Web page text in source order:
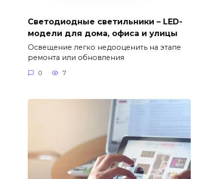
Светодиодные светильники – LED-
модели для дома, офиса и улицы
Освещение легко недооценить на этапе
ремонта или обновления
0 7